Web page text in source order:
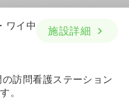
詳細を見る
ワイ中
施設詳細
訪問看護ステーション
。